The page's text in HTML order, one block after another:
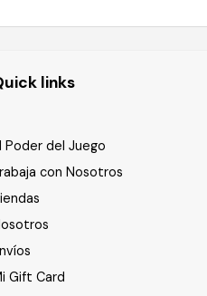
links
Poder del Juego
con Nosotros
Gift Card